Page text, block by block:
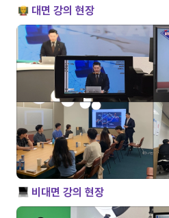
대면 강의 현장
비대면 강의 현장